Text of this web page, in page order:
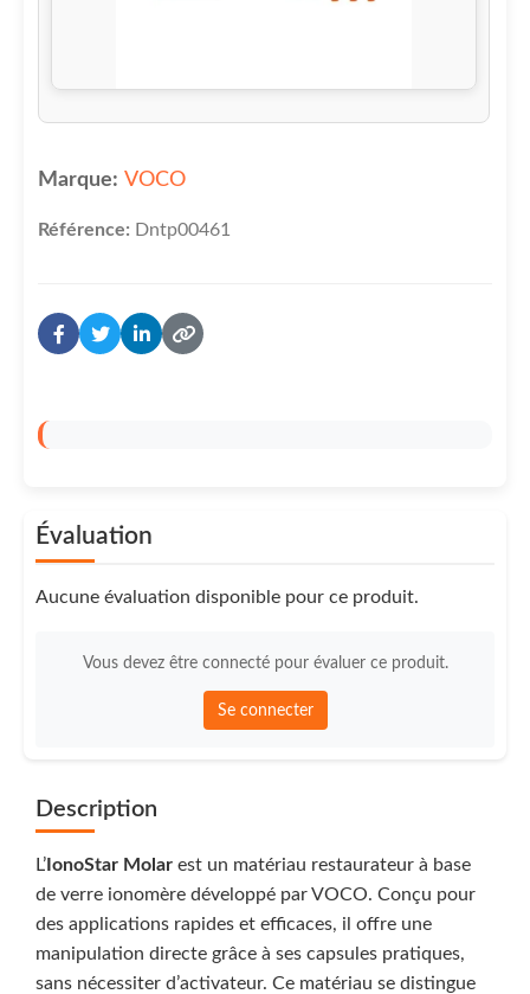
Marque: VOCO
Référence: Dntp00461
Évaluation
Aucune évaluation disponible pour ce produit.
Vous devez être connecté pour évaluer ce produit.
Se connecter
Description
L’ IonoStar Molar est un matériau restaurateur à base
de verre ionomère développé par VOCO. Conçu pour
des applications rapides et efficaces, il offre une
manipulation directe grâce à ses capsules pratiques,
sans nécessiter d’activateur. Ce matériau se distingue